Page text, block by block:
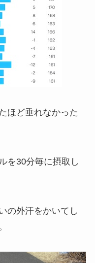
ほど垂れなかった
を30分毎に摂取し
の外汗をかいてし